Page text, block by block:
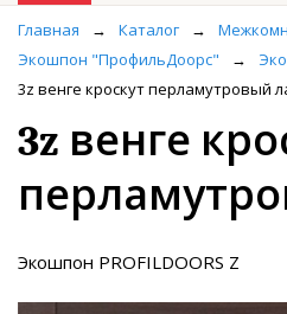
Главная → Каталог →
Экошпон "ПрофильДоорс"
→
3z венге кроскут перламутровый
3z венге
Экошпон PROFILDOORS Z